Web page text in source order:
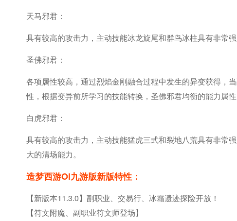
天马邪君：
具有较高的攻击力，主动技能冰龙旋尾和群鸟冰柱具有非常
圣佛邪君：
各项属性较高，通过烈焰金刚融合过程中发生的异变获得，
性，根据变异前所学习的技能转换，圣佛邪君均衡的能力属
白虎邪君：
具有较高的攻击力，主动技能猛虎三式和裂地八荒具有非常
大的清场能力。
造梦西游ol九游版新版特性：
【新版本11.3.0】副职业、交易行、冰霜遗迹探险开放！
【符文附魔、副职业符文师登场】